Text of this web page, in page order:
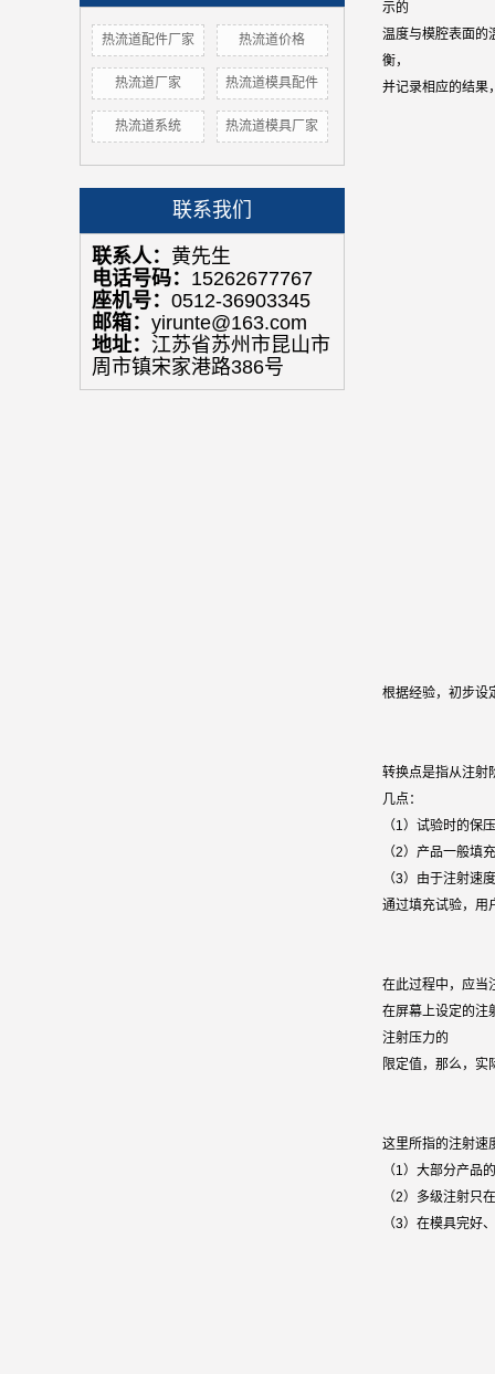
热流道配件厂家 热流道价格
热流道厂家 热流道模具配件
热流道系统 热流道模具厂家
联系我们
联系人： 黄先生
电话号码： 15262677767
座机号： 0512-36903345
邮箱： yirunte@163.com
地址： 江苏省苏州市昆山市
周市镇宋家港路386号
示的
温度与模腔表面的
衡，
并记录相应的结果
根据经验，初步设
转换点是指从注射
几点：
（1）试验时的保
（2）产品一般填
（3）由于注射速
通过填充试验，用
在此过程中，应当
在屏幕上设定的注
注射压力的
限定值，那么，实
这里所指的注射速
（1）大部分产品
（2）多级注射只
（3）在模具完好